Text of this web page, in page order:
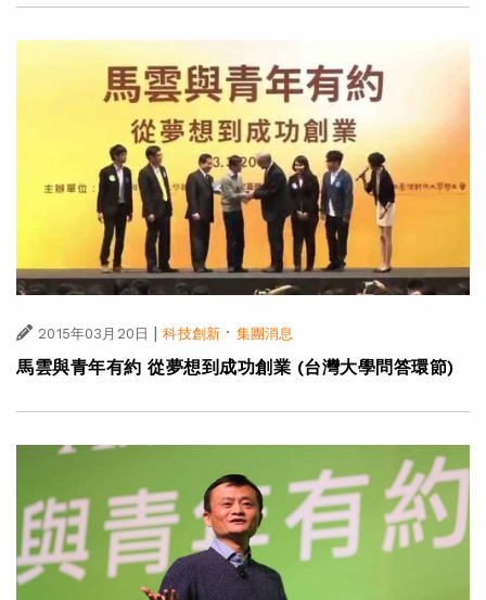
2015年03月20日 | 科技創新 · 集團消息
馬雲與青年有約 從夢想到成功創業 (台灣大學問答環節)